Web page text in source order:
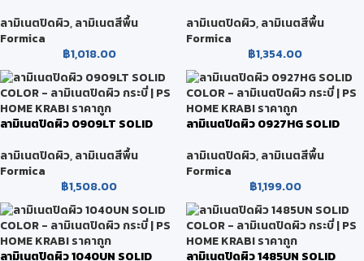
ลามิเนตปิดผิว,ลามิเนตสีพื้น
Formica
฿1,018.00
ลามิเนตปิดผิว,ลามิเนตสีพื้น
Formica
฿1,354.00
ลามิเนตปิดผิว 0909LT SOLID
ลามิเนตปิดผิว,ลามิเนตสีพื้น
Formica
฿1,508.00
ลามิเนตปิดผิว 0927HG SOLID
ลามิเนตปิดผิว,ลามิเนตสีพื้น
Formica
฿1,199.00
ลามิเนตปิดผิว 1040UN SOLID
ลามิเนตปิดผิว 1485UN SOLID